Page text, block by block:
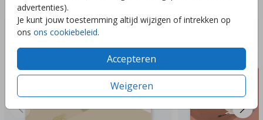
advertenties).
Je kunt jouw toestemming altijd wijzigen of intrekken op
ons ons cookiebeleid.
Accepteren
Weigeren
Deze ontwerpen vind je misschien ook leuk